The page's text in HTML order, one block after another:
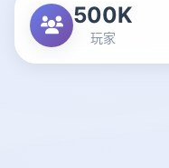
500K
玩家